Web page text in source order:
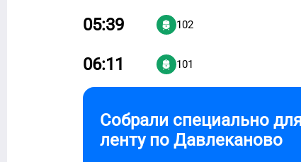
05:39 102
06:11 101
Собрали специально
ленту по Давлеканово